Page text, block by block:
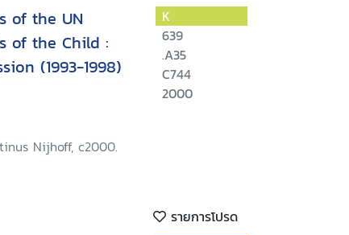
of the UN
of the Child :
(1993-1998)
Nijhoff, c2000.
K
639
.A35
C744
2000
รายการโปรด